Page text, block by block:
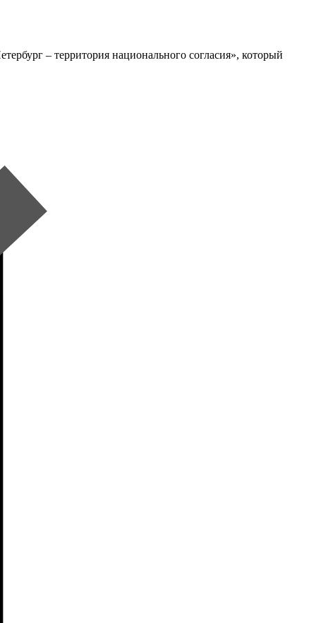
– территория национального согласия», который